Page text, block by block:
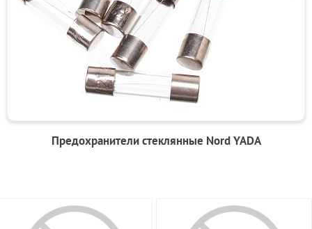
Предохранители стеклянные Nord YADA